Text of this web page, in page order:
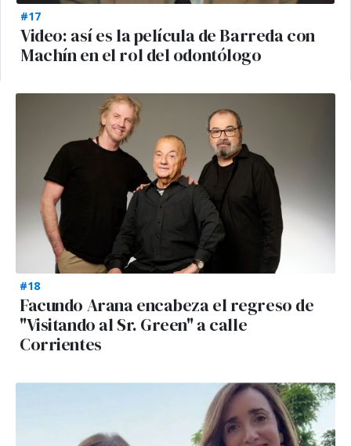
#17
Video: así es la película de Barreda con
Machín en el rol del odontólogo
#18
Facundo Arana encabeza el regreso de
"Visitando al Sr. Green" a calle
Corrientes